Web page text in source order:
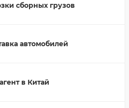
сборных грузов
автомобилей
в Китай